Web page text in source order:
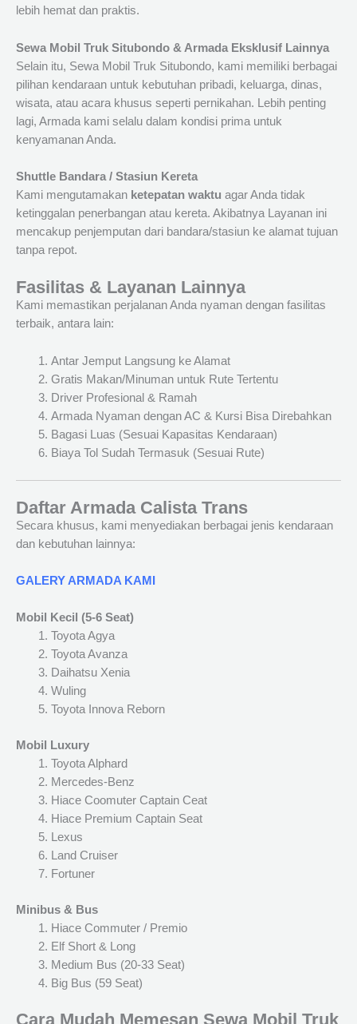
lebih hemat dan praktis.
Sewa Mobil Truk Situbondo & Armada Eksklusif Lainnya
Selain itu, Sewa Mobil Truk Situbondo, kami memiliki berbagai
pilihan kendaraan untuk kebutuhan pribadi, keluarga, dinas,
wisata, atau acara khusus seperti pernikahan. Lebih penting
lagi, Armada kami selalu dalam kondisi prima untuk
kenyamanan Anda.
Shuttle Bandara / Stasiun Kereta
Kami mengutamakan ketepatan waktu agar Anda tidak
ketinggalan penerbangan atau kereta. Akibatnya Layanan ini
mencakup penjemputan dari bandara/stasiun ke alamat tujuan
tanpa repot.
Fasilitas & Layanan Lainnya
Kami memastikan perjalanan Anda nyaman dengan fasilitas
terbaik, antara lain:
Antar Jemput Langsung ke Alamat
Gratis Makan/Minuman untuk Rute Tertentu
Driver Profesional & Ramah
Armada Nyaman dengan AC & Kursi Bisa Direbahkan
Bagasi Luas (Sesuai Kapasitas Kendaraan)
Biaya Tol Sudah Termasuk (Sesuai Rute)
Daftar Armada Calista Trans
Secara khusus, kami menyediakan berbagai jenis kendaraan
dan kebutuhan lainnya:
GALERY ARMADA KAMI
Mobil Kecil (5-6 Seat)
Toyota Agya
Toyota Avanza
Daihatsu Xenia
Wuling
Toyota Innova Reborn
Mobil Luxury
Toyota Alphard
Mercedes-Benz
Hiace Coomuter Captain Ceat
Hiace Premium Captain Seat
Lexus
Land Cruiser
Fortuner
Minibus & Bus
Hiace Commuter / Premio
Elf Short & Long
Medium Bus (20-33 Seat)
Big Bus (59 Seat)
Cara Mudah Memesan Sewa Mobil Truk